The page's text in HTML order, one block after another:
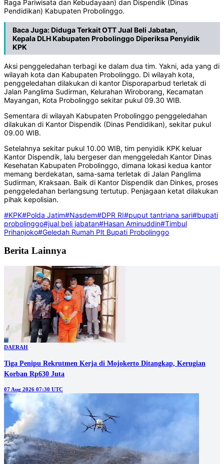
Raga Pariwisata dan Kebudayaan) dan Dispendik (Dinas
Pendidikan) Kabupaten Probolinggo.
Baca Juga:Diduga Terkait OTT Jual Beli Jabatan,
Kepala DLH Kabupaten Probolinggo Diperiksa Penyidik
KPK
Aksi penggeledahan terbagi ke dalam dua tim. Yakni, ada yang di
wilayah kota dan Kabupaten Probolinggo. Di wilayah kota,
penggeledahan dilakukan di kantor Disporaparbud terletak di
Jalan Panglima Sudirman, Kelurahan Wiroborang, Kecamatan
Mayangan, Kota Probolinggo sekitar pukul 09.30 WIB.
Sementara di wilayah Kabupaten Probolinggo penggeledahan
dilakukan di Kantor Dispendik (Dinas Pendidikan), sekitar pukul
09.00 WIB.
Setelahnya sekitar pukul 10.00 WIB, tim penyidik KPK keluar
Kantor Dispendik, lalu bergeser dan menggeledah Kantor Dinas
Kesehatan Kabupaten Probolinggo, dimana lokasi kedua kantor
memang berdekatan, sama-sama terletak di Jalan Panglima
Sudirman, Kraksaan. Baik di Kantor Dispendik dan Dinkes, proses
penggeledahan berlangsung tertutup. Penjagaan ketat dilakukan
pihak kepolisian.
#KPK#Polda Jatim#Nasdem#DPR RI#puput tantriana sari#bupati
probolinggo#jual beli jabatan#Hasan Aminuddin#Timbul
Prihanjoko#Geledah Rumah Plt Bupati Probolinggo
Berita Lainnya
DAERAH
Tiga Penipu Rekrutmen Kerja di Mojokerto Ditangkap, Kerugian
Korban Rp630 Juta
07 Aug 2026 07:30 UTC